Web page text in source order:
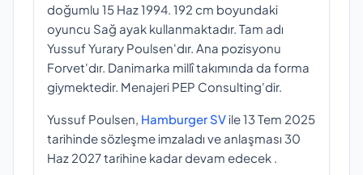
doğumlu 15 Haz 1994. 192 cm boyundaki
oyuncu Sağ ayak kullanmaktadır. Tam adı
Yussuf Yurary Poulsen'dır. Ana pozisyonu
Forvet'dır. Danimarka millî takımında da forma
giymektedir. Menajeri PEP Consulting'dir.
Yussuf Poulsen, Hamburger SVile 13 Tem 2025
tarihinde sözleşme imzaladı ve anlaşması 30
Haz 2027 tarihine kadar devam edecek .